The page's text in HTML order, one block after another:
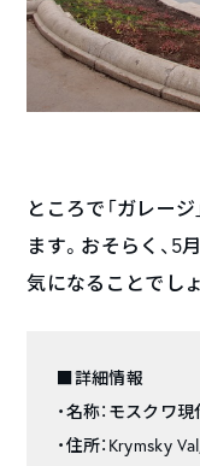
ところで「ガレー
ます。おそらく、5
気になることでしょ
■詳細情報
・名称：モスクワ
・住所：Krymsky